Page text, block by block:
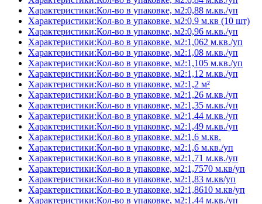
Характеристики:Кол-во в упаковке, м2:0,88 м.кв./уп
Характеристики:Кол-во в упаковке, м2:0,9 м.кв (10 шт)
Характеристики:Кол-во в упаковке, м2:0,96 м.кв./уп
Характеристики:Кол-во в упаковке, м2:1,062 м.кв./уп
Характеристики:Кол-во в упаковке, м2:1,08 м.кв./уп
Характеристики:Кол-во в упаковке, м2:1,105 м.кв./уп
Характеристики:Кол-во в упаковке, м2:1,12 м.кв./уп
Характеристики:Кол-во в упаковке, м2:1,2 м²
Характеристики:Кол-во в упаковке, м2:1,26 м.кв./уп
Характеристики:Кол-во в упаковке, м2:1,35 м.кв./уп
Характеристики:Кол-во в упаковке, м2:1,44 м.кв./уп
Характеристики:Кол-во в упаковке, м2:1,49 м.кв./уп
Характеристики:Кол-во в упаковке, м2:1,6 м.кв.
Характеристики:Кол-во в упаковке, м2:1,6 м.кв./уп
Характеристики:Кол-во в упаковке, м2:1,71 м.кв./уп
Характеристики:Кол-во в упаковке, м2:1,7570 м.кв/уп
Характеристики:Кол-во в упаковке, м2:1,83 м.кв/уп
Характеристики:Кол-во в упаковке, м2:1,8610 м.кв/уп
Характеристики:Кол-во в упаковке, м2:1.44 м.кв./уп